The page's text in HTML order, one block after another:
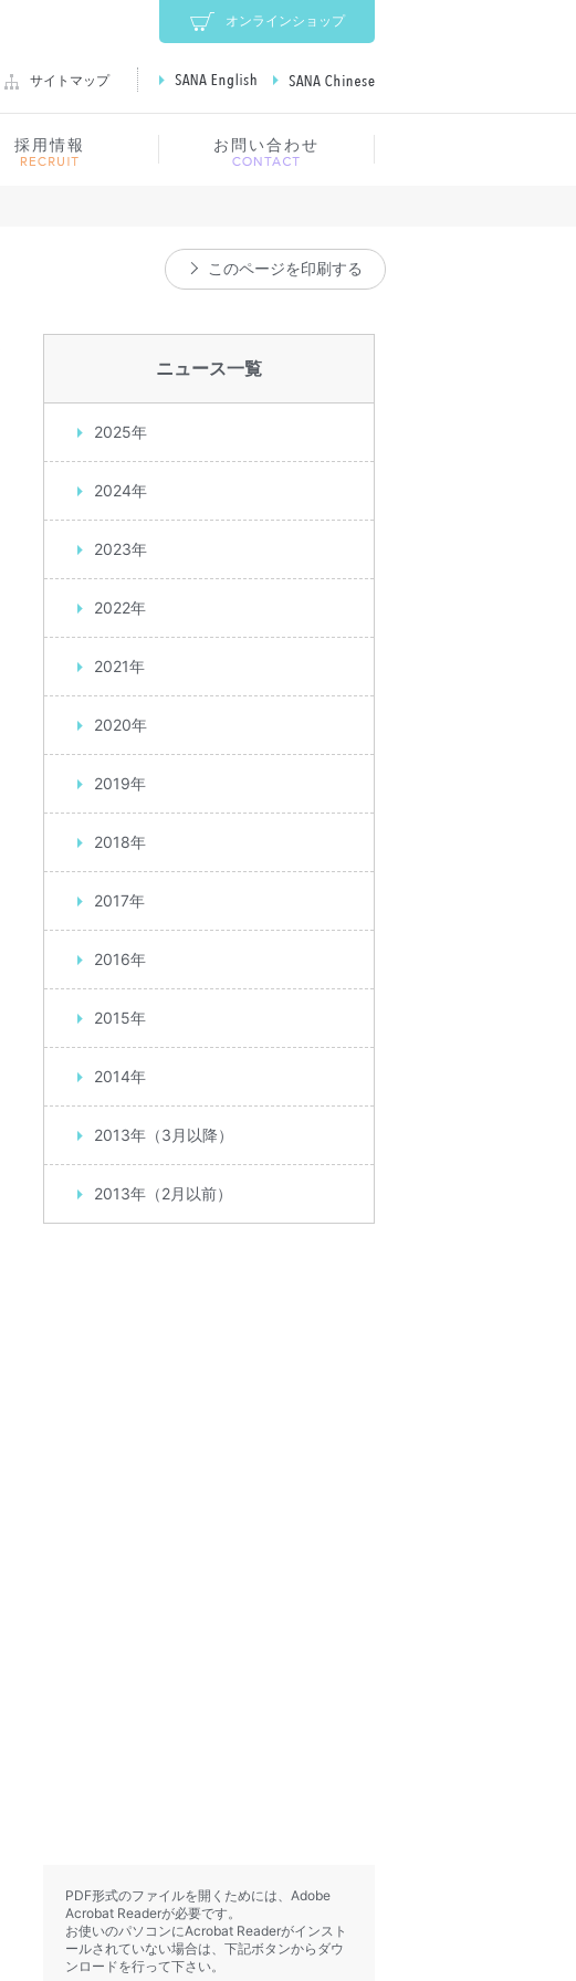
採用情報 お問い合わせ
オンラインショップ
サイトマップ SANA English
このページを印刷する
ニュース一覧
2025年
2024年
2023年
2022年
2021年
2020年
2019年
2018年
2017年
2016年
2015年
2014年
2013年（3月以降）
2013年（2月以前）
PDF形式のファイルを開くためには、Adobe
Acrobat Readerが必要です。
お使いのパソコンにAcrobat Readerがインスト
ールされていない場合は、下記ボタンからダウ
ンロードを行って下さい。